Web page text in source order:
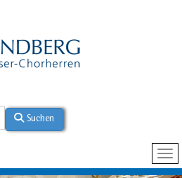
Suchen